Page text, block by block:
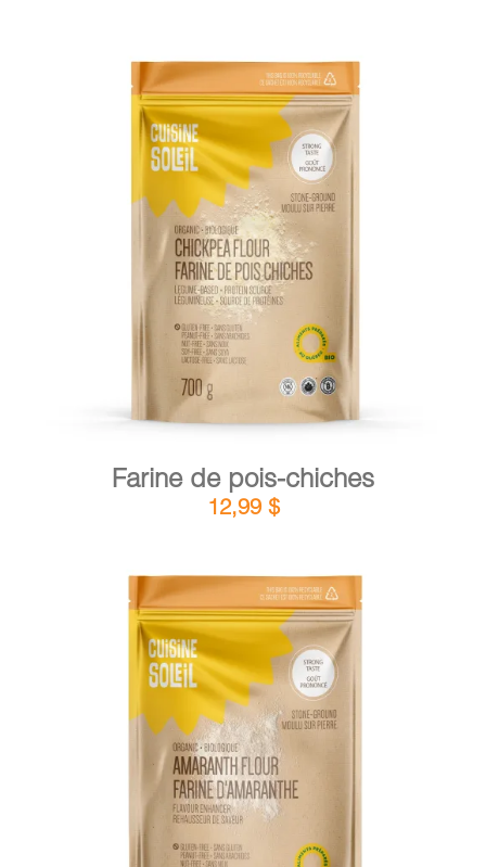
AJOUTER AU PANIER DÉTAILS
Farine de pois-chiches
12,99 $
AJOUTER AU PANIER /